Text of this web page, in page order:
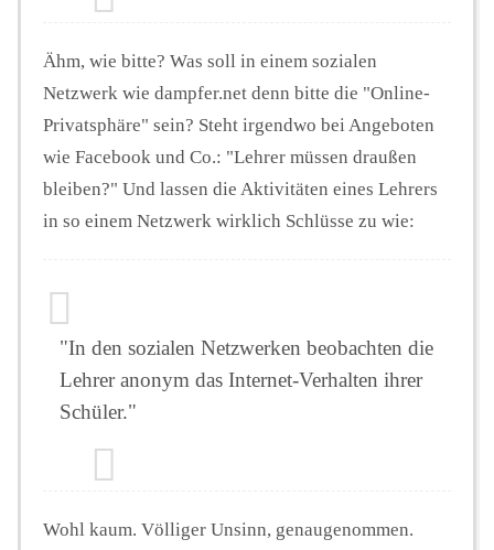
Ähm, wie bitte? Was soll in einem sozialen
Netzwerk wie dampfer.net denn bitte die "Online-
Privatsphäre" sein? Steht irgendwo bei Angeboten
wie Facebook und Co.: "Lehrer müssen draußen
bleiben?" Und lassen die Aktivitäten eines Lehrers
in so einem Netzwerk wirklich Schlüsse zu wie:
"In den sozialen Netzwerken beobachten die
Lehrer anonym das Internet-Verhalten ihrer
Schüler."
Wohl kaum. Völliger Unsinn, genaugenommen.